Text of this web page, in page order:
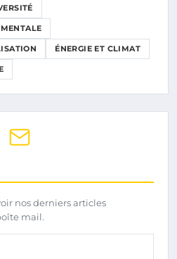
ÉNERGIE ET CLIMAT
nos derniers articles
mail.